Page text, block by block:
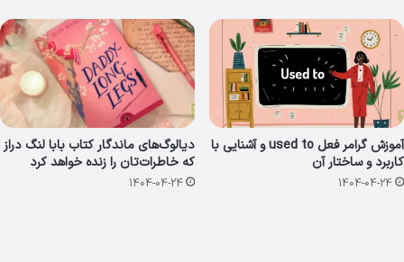
آموزش گرامر فعل used to و آشنایی با
کاربرد و ساختار آن
1404-04-24
دیالوگ‌های ماندگار کتاب بابا لنگ دراز
که خاطرات‌تان را زنده خواهد کرد
1404-04-24